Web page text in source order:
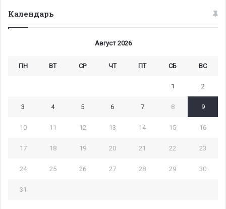
Календарь
Август 2026
ПН ВТ СР ЧТ ПТ СБ ВС
1 2
3 4 5 6 7 8 9
10 11 12 13 14 15 16
17 18 19 20 21 22 23
24 25 26 27 28 29 30
31